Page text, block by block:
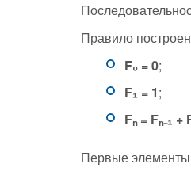
Правило
F₀ = 0;
F₁ = 1;
Fₙ = Fₙ₋₁ +
Первые элементы